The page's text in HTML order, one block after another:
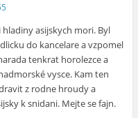
asijskych mori. Byl
do kancelare a vzpomel
tenkrat horolezce a
vysce. Kam ten
z rodne hroudy a
k snidani. Mejte se fajn.